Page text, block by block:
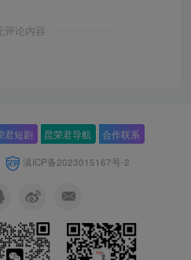
评论内容
君短剧 昆荣君导航 合作联系
滇ICP备2023015167号-2